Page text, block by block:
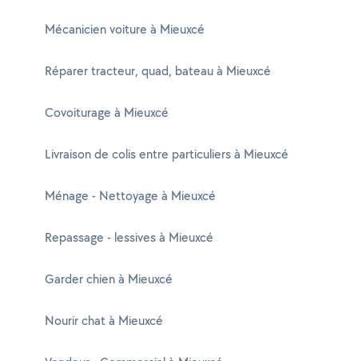
Mécanicien voiture à Mieuxcé
Réparer tracteur, quad, bateau à Mieuxcé
Covoiturage à Mieuxcé
Livraison de colis entre particuliers à Mieuxcé
Ménage - Nettoyage à Mieuxcé
Repassage - lessives à Mieuxcé
Garder chien à Mieuxcé
Nourir chat à Mieuxcé